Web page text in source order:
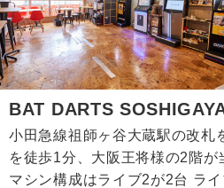
BAT DARTS
小田急線祖師ヶ谷大蔵駅の改札
を徒歩1分、大阪王将様の2階が
マシン構成はライブ2が2台 ラ